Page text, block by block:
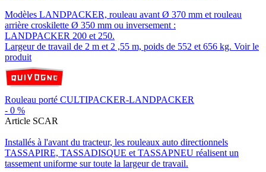
Modèles LANDPACKER, rouleau avant Ø 370 mm et rouleau
arrière croskilette Ø 350 mm ou inversement :
LANDPACKER 200 et 250.
Largeur de travail de 2 m et 2 ,55 m, poids de 552 et 656 kg. Voir le
produit
Rouleau porté CULTIPACKER-LANDPACKER
- 0 %
Article SCAR
Installés à l'avant du tracteur, les rouleaux auto directionnels
TASSAPIRE, TASSADISQUE et TASSAPNEU réalisent un
tassement uniforme sur toute la largeur de travail.